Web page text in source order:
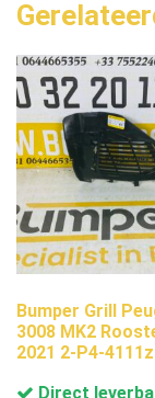
Bumper Grill
3008 MK2
2021 2-P4-4111z
Direct